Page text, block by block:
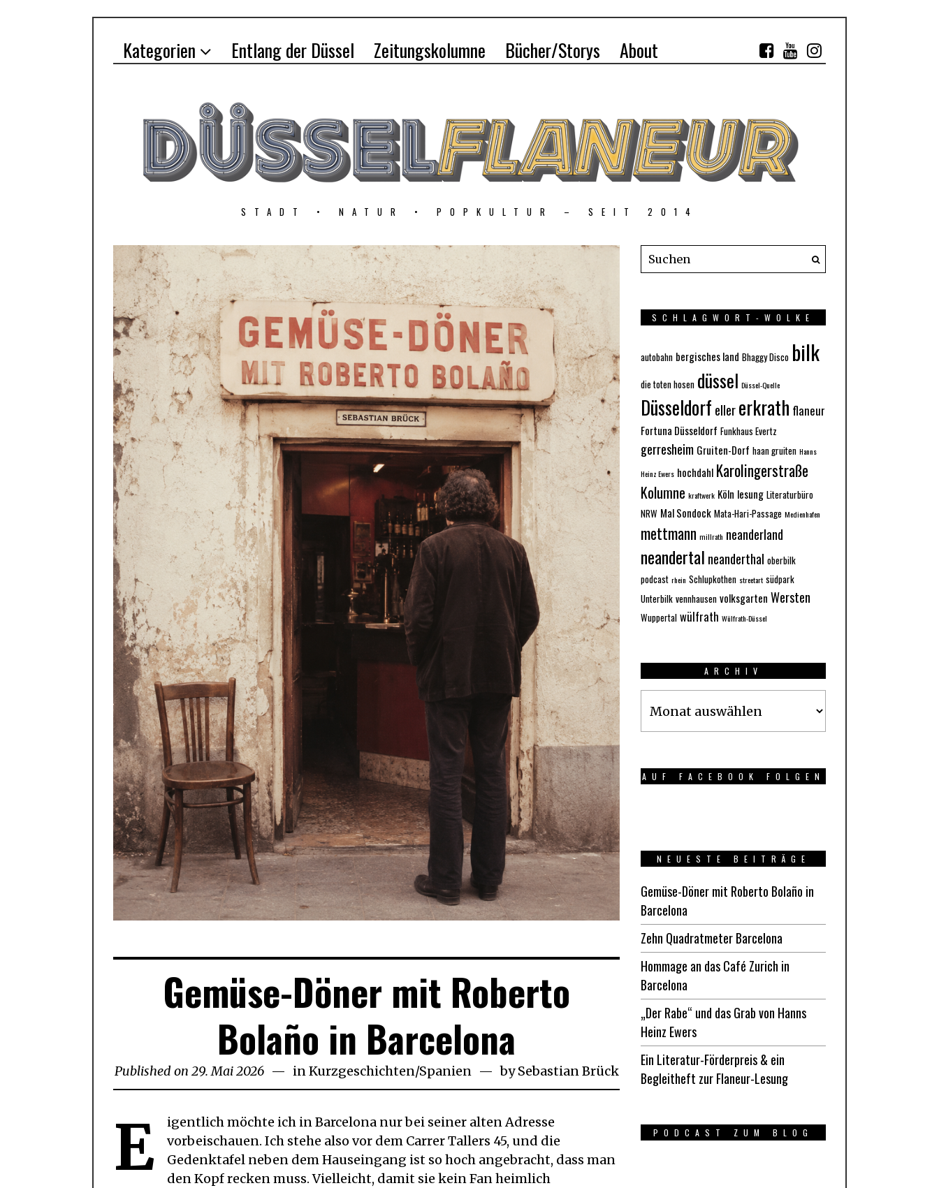
Kategorien Entlang der Düssel Zeitungskolumne Bücher/Storys About
STADT • NATUR • POPKULTUR – SEIT 2014
Gemüse-Döner mit Roberto
Bolaño in Barcelona
Published on 29. Mai 20261.
Juni
inKurzgeschichten/Spanien bySebastian Brück
E
igentlich möchte ich in Barcelona nur bei seiner alten Adresse
vorbeischauen. Ich stehe also vor dem Carrer Tallers 45, und die
Gedenktafel neben dem Hauseingang ist so hoch angebracht, dass man
den Kopf recken muss. Vielleicht, damit sie kein Fan heimlich
SCHLAGWORT-WOLKE
autobahn bergisches land Bhaggy Disco bilk
die toten hosen düssel Düssel-Quelle
Düsseldorf ellererkrath flaneur
Fortuna Düsseldorf Funkhaus Evertz
gerresheim Gruiten-Dorf haan gruiten Hanns
Heinz Ewers hochdahl Karolingerstraße
Kolumne kraftwerk Köln lesung Literaturbüro
NRW Mal Sondock Mata-Hari-Passage Medienhafen
mettmann millrath neanderland
neandertal neanderthal oberbilk
podcast rhein Schlupkothen streetart südpark
Unterbilk vennhausen volksgarten Wersten
Wuppertal wülfrath Wülfrath-Düssel
ARCHIV
AUF FACEBOOK FOLGEN
NEUESTE BEITRÄGE
Gemüse-Döner mit Roberto Bolaño in
Barcelona
Zehn Quadratmeter Barcelona
Hommage an das Café Zurich in
Barcelona
„Der Rabe“ und das Grab von Hanns
Heinz Ewers
Ein Literatur-Förderpreis & ein
Begleitheft zur Flaneur-Lesung
PODCAST ZUM BLOG